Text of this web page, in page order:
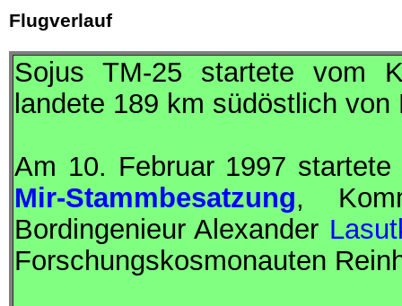
Flugverlauf
Sojus TM-25 startete vom
landete 189 km südöstlich
Am 10. Februar 1997
Mir-Stammbesatzung,
Bordingenieur Alexander
Forschungskosmonauten